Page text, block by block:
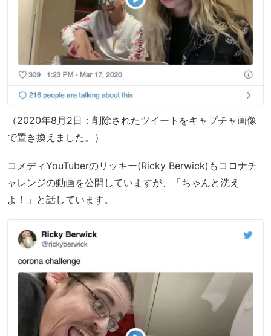
（2020年8月2日：削除されたツイートをキャプチャ画像
で置き換えました。）
コメディYouTuberのリッキー(Ricky Berwick)もコロナチ
ャレンジの動画を公開していますが、「ちゃんと洗え
よ！」と話しています。